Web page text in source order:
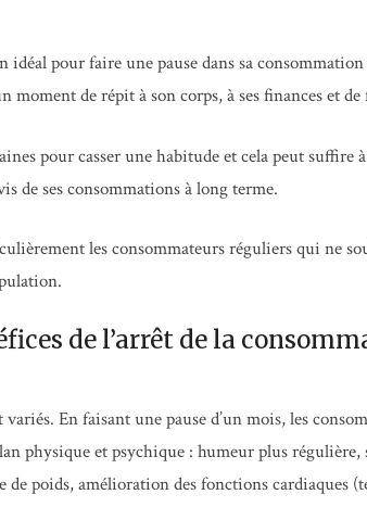
idéal pour faire une pause dans sa
moment de répit à son corps, à ses finances et
pour casser une habitude et cela peut suffire
de ses consommations à long terme.
les consommateurs réguliers qui ne
de l’arrêt de la
En faisant une pause d’un mois, les
physique et psychique : humeur plus
de poids, amélioration des fonctions cardiaques